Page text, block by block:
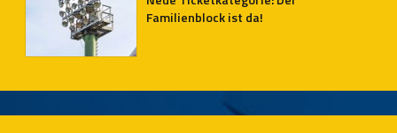
Familienblock ist da!